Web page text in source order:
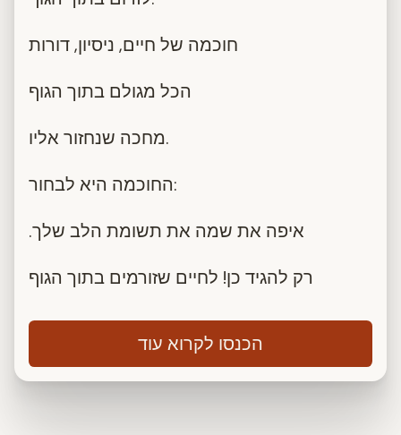
חוכמה של חיים, ניסיון, דורות
הכל מגולם בתוך הגוף
מחכה שנחזור אליו.
החוכמה היא לבחור:
.איפה את שמה את תשומת הלב שלך
רק להגיד כן! לחיים שזורמים בתוך הגוף
הכנסו לקרוא עוד